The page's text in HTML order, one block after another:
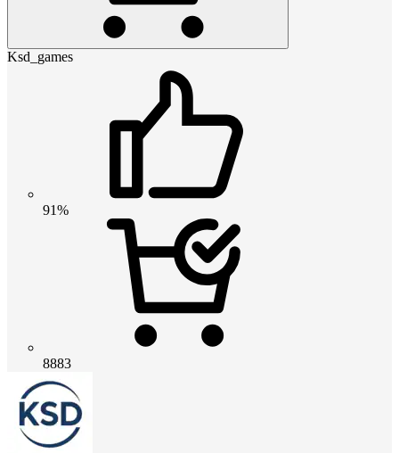
Ksd_games
91%
8883